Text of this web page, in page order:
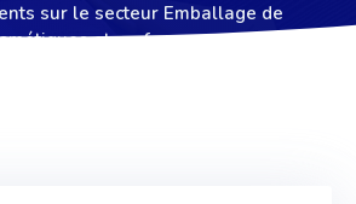
sur le secteur Emballage de
et parfums.